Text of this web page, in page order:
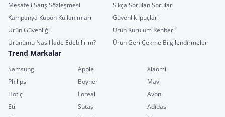
Mesafeli Satış Sözleşmesi
Sıkça Sorulan Sorular
Kampanya Kupon Kullanımları
Güvenlik İpuçları
Ürün Güvenliği
Ürün Kurulum Rehberi
Ürünümü Nasıl İade Edebilirim?
Ürün Geri Çekme Bilgilendirmeleri
Trend Markalar
Samsung Apple
Xiaomi
Philips
Boyner
Mavi
Hotiç
Loreal
Avon
Eti
Sütaş
Adidas